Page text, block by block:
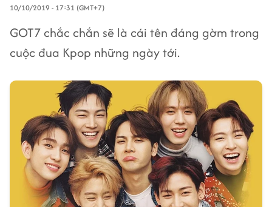
10/10/2019 - 17:31 (GMT+7)
GOT7 chắc chắn sẽ là cái tên đáng gờm trong
cuộc đua Kpop những ngày tới.